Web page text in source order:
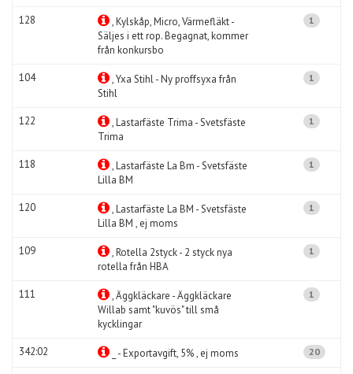
128
, Kylskåp, Micro, Värmefläkt -
Säljes i ett rop. Begagnat, kommer
från konkursbo
1
104
, Yxa Stihl - Ny proffsyxa från
Stihl
1
122
, Lastarfäste Trima - Svetsfäste
Trima
1
118
, Lastarfäste La Bm - Svetsfäste
Lilla BM
1
120
, Lastarfäste La BM - Svetsfäste
Lilla BM , ej moms
1
109
, Rotella 2styck - 2 styck nya
rotella från HBA
1
111
, Äggkläckare - Äggkläckare
Willab samt "kuvös" till små
kycklingar
1
342:02 _ - Exportavgift, 5% , ej moms 20